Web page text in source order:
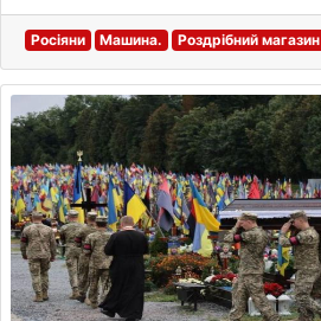
Росіяни Машина. Роздрібний магазин